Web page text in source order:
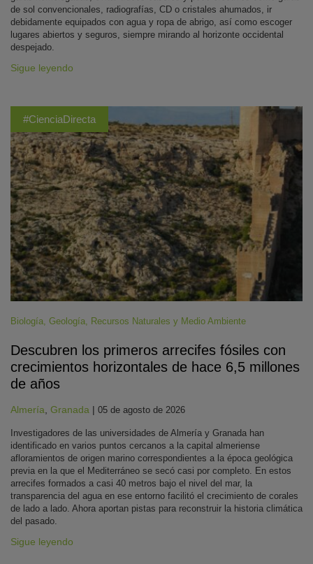
de sol convencionales, radiografías, CD o cristales ahumados, ir
debidamente equipados con agua y ropa de abrigo, así como escoger
lugares abiertos y seguros, siempre mirando al horizonte occidental
despejado.
Sigue leyendo
#CienciaDirecta
Biología, Geología, Recursos Naturales y Medio Ambiente
Descubren los primeros arrecifes fósiles con
crecimientos horizontales de hace 6,5 millones
de años
Almería, Granada | 05 de agosto de 2026
Investigadores de las universidades de Almería y Granada han
identificado en varios puntos cercanos a la capital almeriense
afloramientos de origen marino correspondientes a la época geológica
previa en la que el Mediterráneo se secó casi por completo. En estos
arrecifes formados a casi 40 metros bajo el nivel del mar, la
transparencia del agua en ese entorno facilitó el crecimiento de corales
de lado a lado. Ahora aportan pistas para reconstruir la historia climática
del pasado.
Sigue leyendo